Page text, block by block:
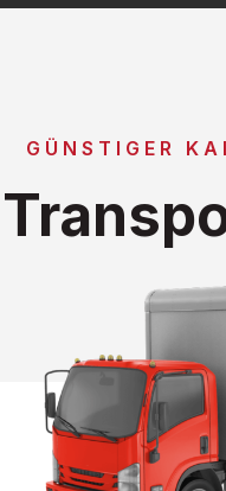
GÜNSTIGER